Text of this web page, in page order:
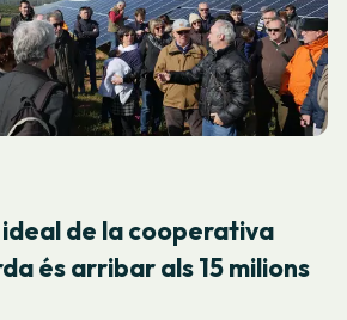
ideal de la cooperativa
és arribar als 15 milions